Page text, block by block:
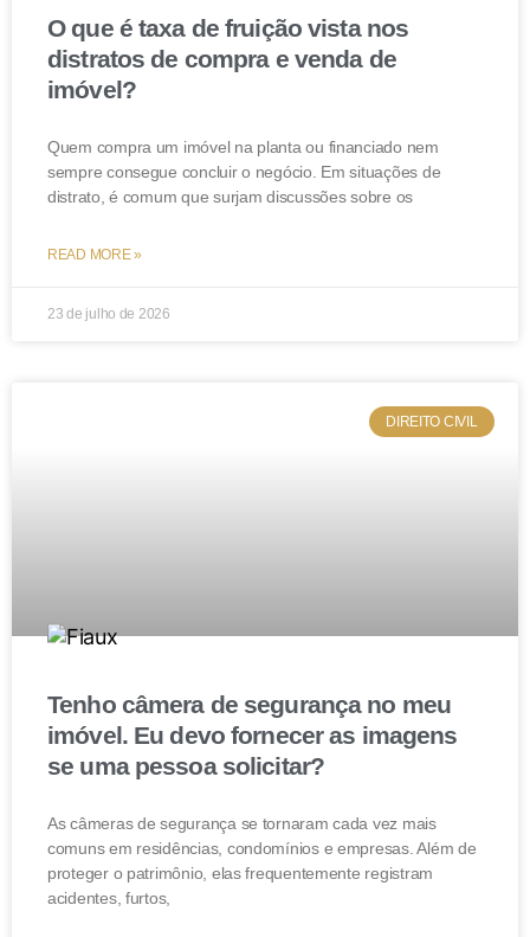
O que é taxa de fruição vista nos
distratos de compra e venda de
imóvel?
Quem compra um imóvel na planta ou financiado nem
sempre consegue concluir o negócio. Em situações de
distrato, é comum que surjam discussões sobre os
READ MORE »
23 de julho de 2026
DIREITO CIVIL
Tenho câmera de segurança no meu
imóvel. Eu devo fornecer as imagens
se uma pessoa solicitar?
As câmeras de segurança se tornaram cada vez mais
comuns em residências, condomínios e empresas. Além de
proteger o patrimônio, elas frequentemente registram
acidentes, furtos,